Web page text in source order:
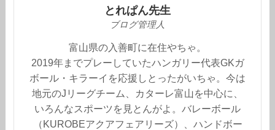
とれぱん先生
ブログ管理人
富山県の入善町に在住やちゃ。
2019年までプレーしていたハンガリー代表GKガ
ボール・キラーイを応援しとったがいちゃ。今は
地元のJリーグチーム、カターレ富山を中心に、
いろんなスポーツを見とんがよ。バレーボール
（KUROBEアクアフェアリーズ）、ハンドボー